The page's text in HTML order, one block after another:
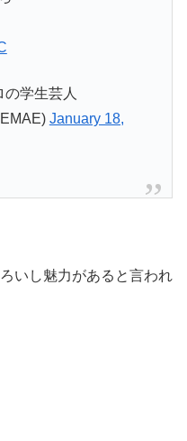
学生芸人
January 18,
いし魅力があると言われ